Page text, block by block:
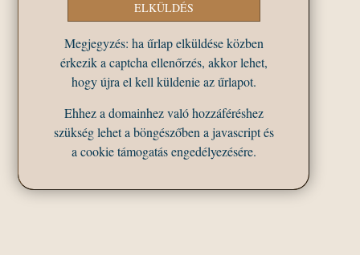
Megjegyzés: ha űrlap elküldése közben
érkezik a captcha ellenőrzés, akkor lehet,
hogy újra el kell küldenie az űrlapot.
Ehhez a domainhez való hozzáféréshez
szükség lehet a böngészőben a javascript és
a cookie támogatás engedélyezésére.